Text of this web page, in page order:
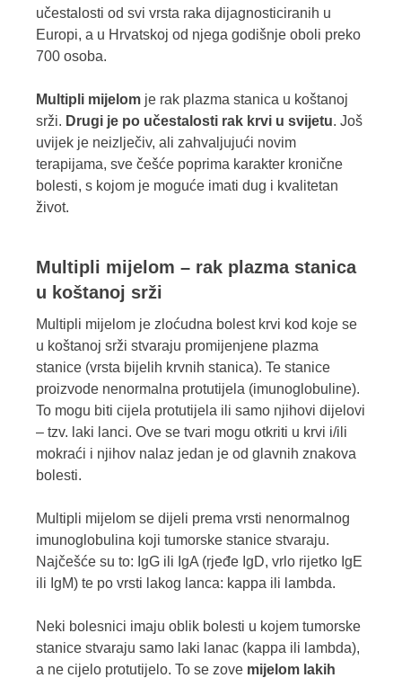
učestalosti od svi vrsta raka dijagnosticiranih u
Europi, a u Hrvatskoj od njega godišnje oboli preko
700 osoba.
Multipli mijelom je rak plazma stanica u koštanoj
srži. Drugi je po učestalosti rak krvi u svijetu. Još
uvijek je neizlječiv, ali zahvaljujući novim
terapijama, sve češće poprima karakter kronične
bolesti, s kojom je moguće imati dug i kvalitetan
život.
Multipli mijelom – rak plazma stanica
u koštanoj srži
Multipli mijelom je zloćudna bolest krvi kod koje se
u koštanoj srži stvaraju promijenjene plazma
stanice (vrsta bijelih krvnih stanica). Te stanice
proizvode nenormalna protutijela (imunoglobuline).
To mogu biti cijela protutijela ili samo njihovi dijelovi
– tzv. laki lanci. Ove se tvari mogu otkriti u krvi i/ili
mokraći i njihov nalaz jedan je od glavnih znakova
bolesti.
Multipli mijelom se dijeli prema vrsti nenormalnog
imunoglobulina koji tumorske stanice stvaraju.
Najčešće su to: IgG ili IgA (rjeđe IgD, vrlo rijetko IgE
ili IgM) te po vrsti lakog lanca: kappa ili lambda.
Neki bolesnici imaju oblik bolesti u kojem tumorske
stanice stvaraju samo laki lanac (kappa ili lambda),
a ne cijelo protutijelo. To se zove mijelom lakih